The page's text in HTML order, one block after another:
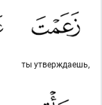
ты утверждаешь,